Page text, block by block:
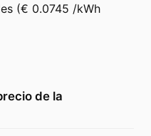
(€ 0.0745 /kWh
de la